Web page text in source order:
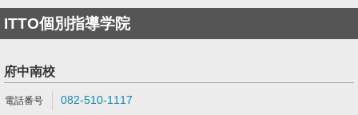
ITTO個別指導学院
府中南校
082-510-1117